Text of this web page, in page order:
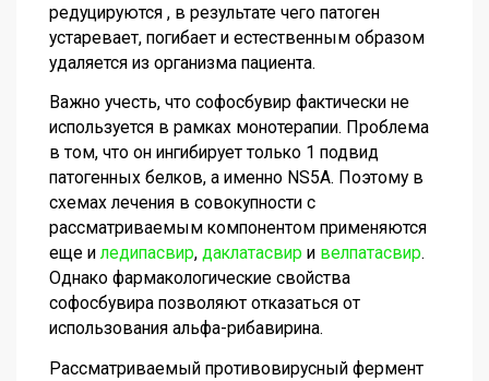
редуцируются , в результате чего патоген
устаревает, погибает и естественным образом
удаляется из организма пациента.
Важно учесть, что софосбувир фактически не
используется в рамках монотерапии. Проблема
в том, что он ингибирует только 1 подвид
патогенных белков, а именно NS5A. Поэтому в
схемах лечения в совокупности с
рассматриваемым компонентом применяются
еще иледипасвир, даклатасвир и велпатасвир.
Однако фармакологические свойства
софосбувира позволяют отказаться от
использования альфа-рибавирина.
Рассматриваемый противовирусный фермент